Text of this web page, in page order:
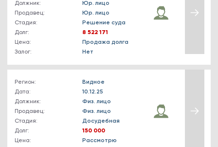
Должник:
Юр. лицо
Продавец:
Юр. лицо
Стадия:
Решение суда
Долг:
8 522 171
Цена:
Продажа долга
Залог:
Нет
Регион:
Видное
Дата:
10.12.25
Должник:
Физ. лицо
Продавец:
Физ. лицо
Стадия:
Досудебная
Долг:
150 000
Цена:
Рассмотрю